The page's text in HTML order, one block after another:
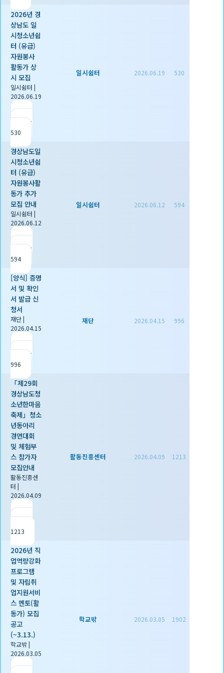
2026년 경
상남도 일
시청소년쉼
터 (유급)
자원봉사
활동가 상
시 모집
일시쉼터 |
2026.06.19
|
조회
530
일시쉼터 2026.06.19 530
경상남도일
시청소년쉼
터 (유급)
자원봉사활
동가 추가
모집 안내
일시쉼터 |
2026.06.12
|
조회
594
일시쉼터 2026.06.12 594
[양식] 증명
서 및 확인
서 발급 신
청서
재단|
2026.04.15
|
조회
996
재단 2026.04.15 996
「제29회
경상남도청
소년한마음
축제」청소
년동아리
경연대회
및 체험부
스 참가자
모집안내
활동진흥센
터 |
2026.04.09
|
1213
활동진흥센터 2026.04.09 1213
2026년 직
업역량강화
프로그램
및 자립취
업지원서비
스 멘토(활
동가) 모집
공고
(~3.13.)
학교밖|
2026.03.05
|
학교밖 2026.03.05 1902